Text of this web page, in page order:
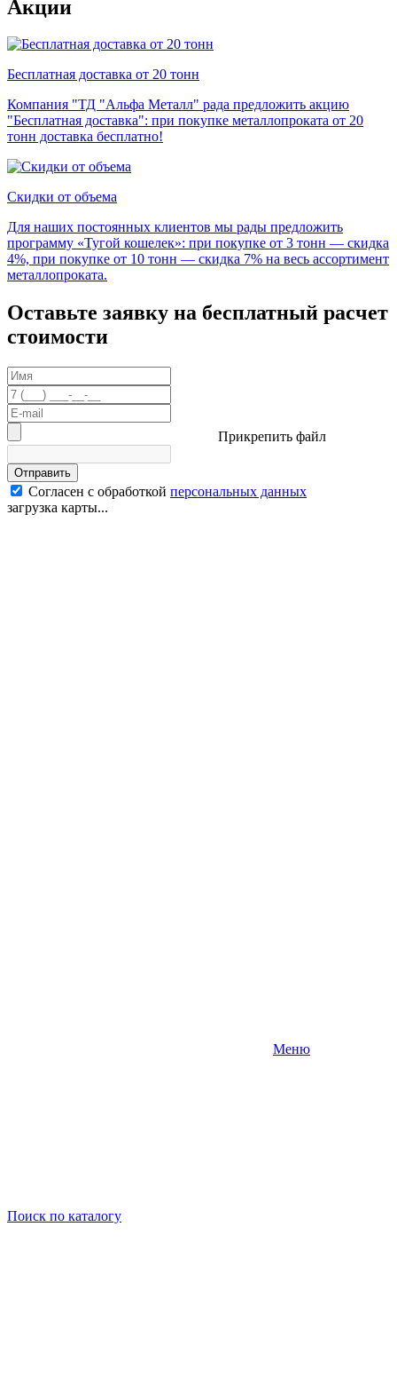
Акции
Бесплатная доставка от 20 тонн
Компания "ТД "Альфа Металл" рада предложить акцию
"Бесплатная доставка": при покупке металлопроката от 20
тонн доставка бесплатно!
Скидки от объема
Для наших постоянных клиентов мы рады предложить
программу «Тугой кошелек»: при покупке от 3 тонн — скидка
4%, при покупке от 10 тонн — скидка 7% на весь ассортимент
металлопроката.
Оставьте заявку на бесплатный расчет
стоимости
Прикрепить файл
Отправить
Согласен с обработкой персональных данных
загрузка карты...
Меню
Поиск по каталогу